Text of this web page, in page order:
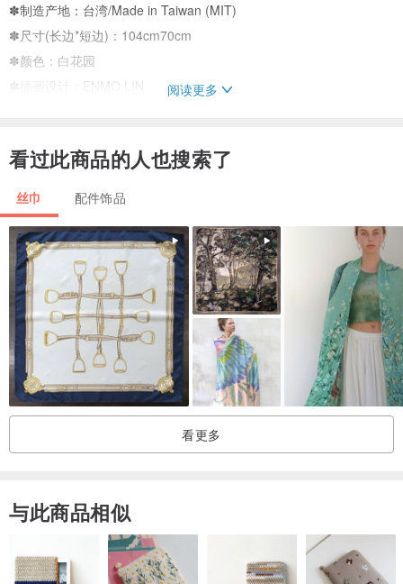
✽制造产地：台湾/Made in Taiwan (MIT)
✽尺寸(长边*短边)：104cm70cm
✽颜色：白花园
✽插画设计：ENMO LIN
✽使用方式
✽清洗方式
一般手洗，请轻柔手洗，避免烘干，长时间浸泡及曝晒
母亲节礼物和毕业送礼最佳选择
阅读更多
看过此商品的人也搜索了
丝巾 配件饰品
看更多
与此商品相似